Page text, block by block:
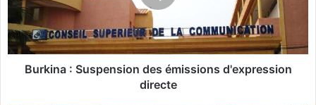
n
a
:
S
Burkina : Suspension des émissions d'expression
directe